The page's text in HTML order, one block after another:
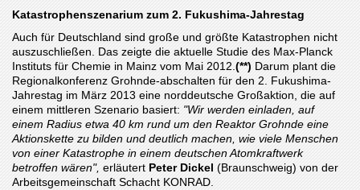
Katastrophenszenarium zum 2. Fukushima-Jahrestag
Auch für Deutschland sind große und größte Katastrophen nicht
auszuschließen. Das zeigte die aktuelle Studie des Max-Planck
Instituts für Chemie in Mainz vom Mai 2012.(**) Darum plant die
Regionalkonferenz Grohnde-abschalten für den 2. Fukushima-
Jahrestag im März 2013 eine norddeutsche Großaktion, die auf
einem mittleren Szenario basiert: "Wir werden einladen, auf
einem Radius etwa 40 km rund um den Reaktor Grohnde eine
Aktionskette zu bilden und deutlich machen, wie viele Menschen
von einer Katastrophe in einem deutschen Atomkraftwerk
betroffen wären", erläutert Peter Dickel (Braunschweig) von der
Arbeitsgemeinschaft Schacht KONRAD.